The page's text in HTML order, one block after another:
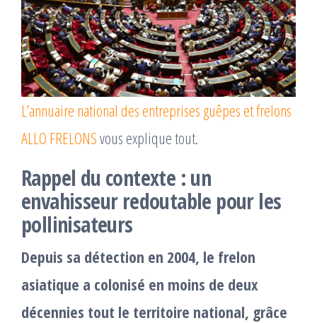
L’annuaire national des entreprises guêpes et frelons
ALLO FRELONSvous explique tout.
Rappel du contexte : un
envahisseur redoutable pour les
pollinisateurs
Depuis sa détection en 2004, le frelon
asiatique a colonisé en moins de deux
décennies tout le territoire national, grâce